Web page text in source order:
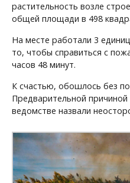
растительность возле
общей площади в 498
На месте работали 3
то, чтобы справиться с
часов 48 минут.
К счастью, обошлось без
Предварительной
ведомстве назвали